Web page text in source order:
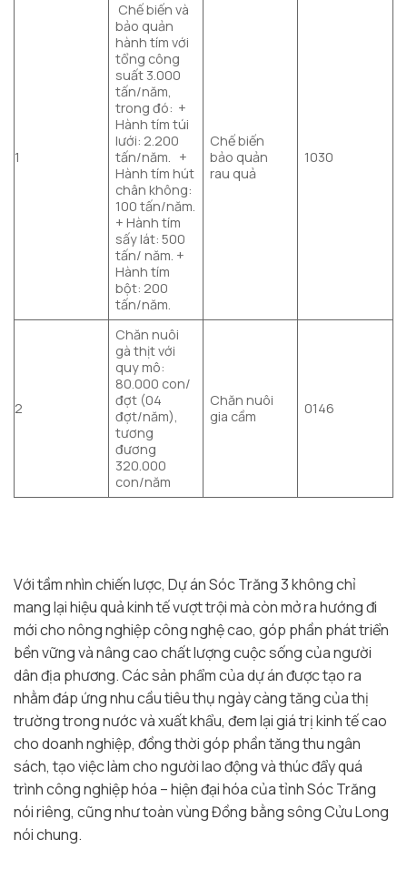
1
Chế biến và
bảo quản
hành tím với
tổng công
suất 3.000
tấn/năm,
trong đó: +
Hành tím túi
lưới: 2.200
tấn/năm. +
Hành tím hút
chân không:
100 tấn/năm.
+ Hành tím
sấy lát: 500
tấn/ năm. +
Hành tím
bột: 200
tấn/năm.
Chế biến
bảo quản
rau quả
1030
2
Chăn nuôi
gà thịt với
quy mô:
80.000 con/
đợt (04
đợt/năm),
tương
đương
320.000
con/năm
Chăn nuôi
gia cầm
0146
Với tầm nhìn chiến lược, Dự án Sóc Trăng 3 không chỉ
mang lại hiệu quả kinh tế vượt trội mà còn mở ra hướng đi
mới cho nông nghiệp công nghệ cao, góp phần phát triển
bền vững và nâng cao chất lượng cuộc sống của người
dân địa phương. Các sản phẩm của dự án được tạo ra
nhằm đáp ứng nhu cầu tiêu thụ ngày càng tăng của thị
trường trong nước và xuất khẩu, đem lại giá trị kinh tế cao
cho doanh nghiệp, đồng thời góp phần tăng thu ngân
sách, tạo việc làm cho người lao động và thúc đẩy quá
trình công nghiệp hóa – hiện đại hóa của tỉnh Sóc Trăng
nói riêng, cũng như toàn vùng Đồng bằng sông Cửu Long
nói chung.